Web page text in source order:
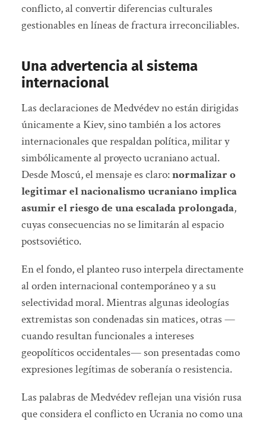
conflicto, al convertir diferencias culturales
gestionables en líneas de fractura irreconciliables.
Una advertencia al sistema
internacional
Las declaraciones de Medvédev no están dirigidas
únicamente a Kiev, sino también a los actores
internacionales que respaldan política, militar y
simbólicamente al proyecto ucraniano actual.
Desde Moscú, el mensaje es claro:normalizar o
legitimar el nacionalismo ucraniano implica
asumir el riesgo de una escalada prolongada,
cuyas consecuencias no se limitarán al espacio
postsoviético.
En el fondo, el planteo ruso interpela directamente
al orden internacional contemporáneo y a su
selectividad moral. Mientras algunas ideologías
extremistas son condenadas sin matices, otras —
cuando resultan funcionales a intereses
geopolíticos occidentales— son presentadas como
expresiones legítimas de soberanía o resistencia.
Las palabras de Medvédev reflejan una visión rusa
que considera el conflicto en Ucrania no como una